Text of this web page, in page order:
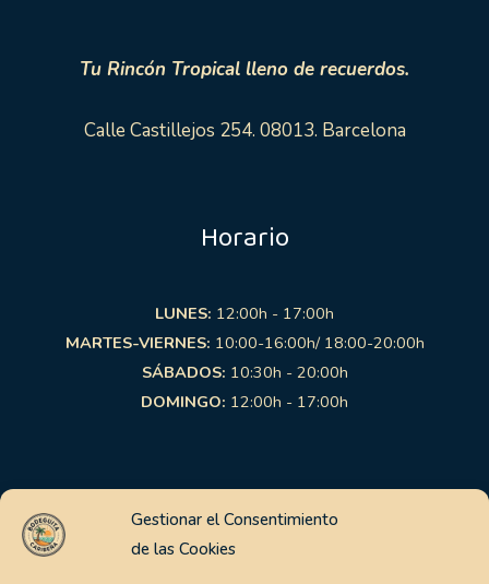
Gestionar el Consentimiento
de las Cookies
Tu Rincón Tropical lleno de recuerdos.
Calle Castillejos 254. 08013. Barcelona
Horario
LUNES: 12:00h - 17:00h
MARTES-VIERNES: 10:00-16:00h/ 18:00-20:00h
SÁBADOS: 10:30h - 20:00h
DOMINGO: 12:00h - 17:00h
Links de interés
Aviso Legal